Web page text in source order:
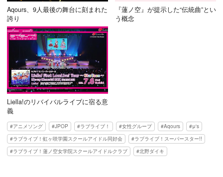
Aqours、9人最後の舞台に刻まれた
誇り
『蓮ノ空』が提示した“伝統曲”とい
う概念
Liella!のリバイバルライブに宿る意
義
アニメソング JPOP ラブライブ！ 女性グループ Aqours
μ's
ラブライブ！虹ヶ咲学園スクールアイドル同好会
ラブライブ！スーパースター!!
ラブライブ！蓮ノ空女学院スクールアイドルクラブ
北野ダイキ